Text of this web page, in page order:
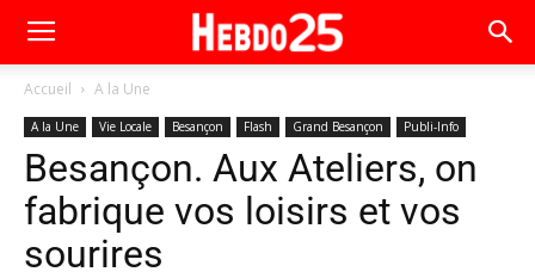
Accueil A la Une
A la Une Vie Locale Besançon Flash Grand Besançon Publi-Info
Besançon. Aux Ateliers, on
fabrique vos loisirs et vos
sourires